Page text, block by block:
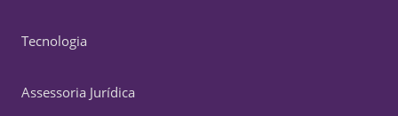
Tecnologia
Assessoria Jurídica